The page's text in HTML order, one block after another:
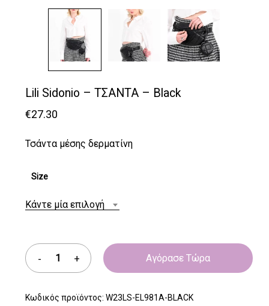
Lili Sidonio – ΤΣΑΝΤΑ – Black
€27.30
Τσάντα μέσης δερματίνη
Size
Κάντε μία επιλογή
Αγόρασε Τώρα
Κωδικός προϊόντος: W23LS-EL981A-BLACK